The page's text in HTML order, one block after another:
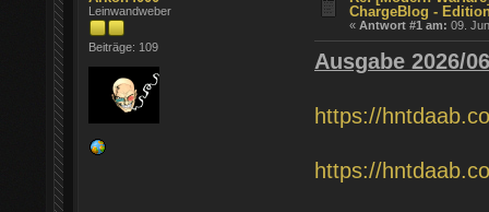
Leinwandweber
Beiträge: 109
ChargeBlog -
«Antwort #1 am: 09.
Ausgabe 2026/06
https://
https://